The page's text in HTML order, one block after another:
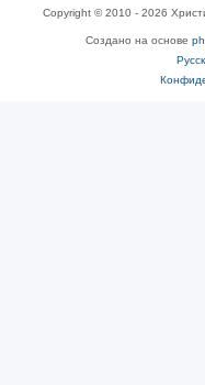
Copyright © 2010 - 2026
Создано на основе